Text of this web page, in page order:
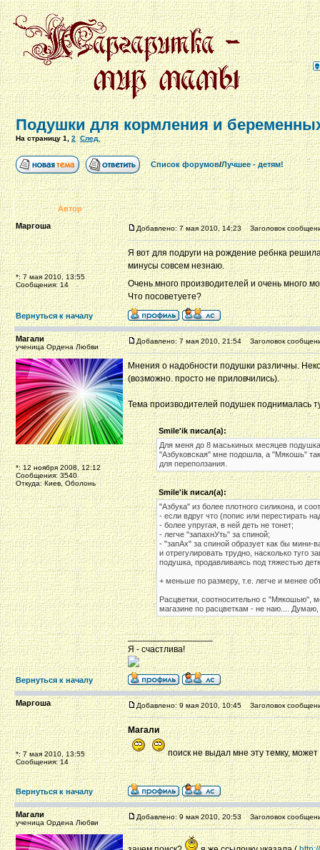
Подушки для кормления и
На страницу1,2 След.
Список форумов/Лучшее - детям!
Автор
Маргоша
*: 7 мая 2010, 13:55
Сообщения: 14
Добавлено: 7 мая 2010, 14:23 Заголовок
Я вот для подруги на рождение ребнка
минусы совсем незнаю.
Очень много производителей и очень много
Что посоветуете?
Вернуться к началу
Магали
ученица Ордена Любви
*: 12 ноября 2008, 12:12
Сообщения: 3540
Откуда: Киев, Оболонь
Добавлено: 7 мая 2010, 21:54 Заголовок
Мнения о надобности подушки различны.
(возможно. просто не приловчились).
Тема производителей подушек поднималась
Smile'ik писал(а):
Для меня до 8 маськиных месяцев
"Азбуковская" мне подошла, а "Мякошь"
для переползания.
Smile'ik писал(а):
"Азбука" из более плотного силикона, и
- если вдруг что (попис или перестирать
- более упругая, в ней деть не тонет;
- легче "запахнУть" за спиной;
- "запАх" за спиной образует как бы мини-
и отрегулировать трудно, насколько туго
подушка, продавливаясь под тяжестью
+ меньше по размеру, т.е. легче и менее
Расцветки, соотносительно с "Мякошью",
магазине по расцветкам - не наю....
_________________
Я - счастлива!
Вернуться к началу
Маргоша
*: 7 мая 2010, 13:55
Сообщения: 14
Добавлено: 9 мая 2010, 10:45 Заголовок
Магали
поиск не выдал мне эту темку,
Вернуться к началу
Магали
ученица Ордена Любви
Добавлено: 9 мая 2010, 20:53 Заголовок